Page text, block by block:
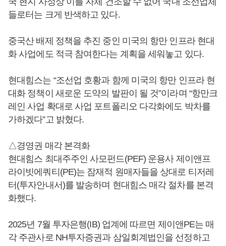
들로터는 크게 반색하고 있다.
중국산 배제 정책을 추진 중인 미국의 항만 인프라 현대
화 사업에도 적극 참여한다는 계획을 세워놓고 있다.
현대힘스는 “조선업 호황과 함께 미국의 항만 인프라 현
대화 정책이 새로운 도약의 발판이 될 것”이라며 “항만크
레인 사업 확대로 사업 포트폴리오 다각화에도 박차를
가하겠다”고 밝혔다.
△경영권 매각 본격화
현대힘스 최대주주인 사모펀드(PEF) 운용사 제이앤프
라이빗에쿼티(PE)는 잠재적 원매자들을 상대로 티저레
터(투자안내서)를 발송하며 현대힘스 매각 절차를 본격
화했다.
2025년 7월 투자은행(IB) 업계에 따르면 제이앤PE는 매
각 주관사로 NH투자증권과 삼일회계법인을 선정하고